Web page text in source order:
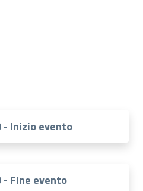
- Inizio evento
- Fine evento